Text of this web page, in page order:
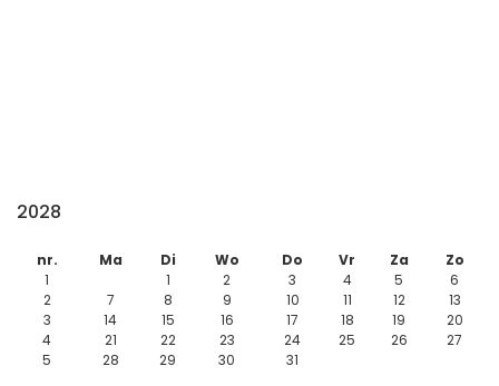
2028
nr. Ma Di Wo Do Vr Za
Zo
1
1 2 3 4 5
6
2
7 8 9 10 11 12
13
3
14 15 16 17 18 19
20
4
21 22 23 24 25 26
27
5
28 29 30 31